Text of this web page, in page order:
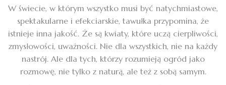
W świecie, w którym wszystko musi być natychmiastowe,
spektakularne i efekciarskie, tawułka przypomina, że
istnieje inna jakość. Że są kwiaty, które uczą cierpliwości,
zmysłowości, uważności. Nie dla wszystkich, nie na każdy
nastrój. Ale dla tych, którzy rozumieją ogród jako
rozmowę, nie tylko z naturą, ale też z sobą samym.